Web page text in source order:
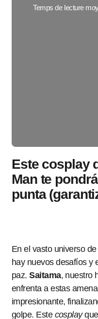
Temps de lecture
Este cosplay
Man te
punta
En el vasto universo
hay nuevos desafíos y
paz.Saitama, nuestro
enfrenta a estas
impresionante,
golpe. Este cosplay